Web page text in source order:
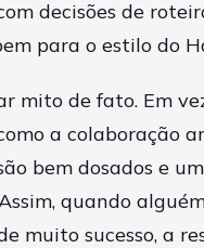
decisões de
para o estilo do
mito de fato. Em
a colaboração
bem dosados e
quando
muito sucesso, a